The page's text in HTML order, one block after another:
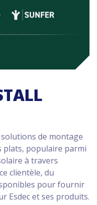
de montage
plats, populaire parmi
à travers
clientèle, du
pour fournir
Esdec et ses produits.